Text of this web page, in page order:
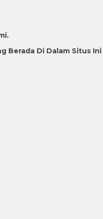
Berada Di Dalam Situs Ini